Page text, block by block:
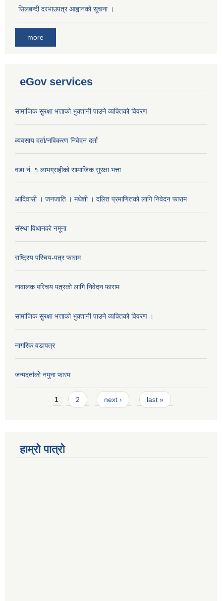
सिलबन्दी दरभाउपत्र आह्वानको सूचना ।
more
eGov services
सामाजिक सुरक्षा भत्ताको भुक्तानी पाउने व्यक्तिको विवरण
व्यवसाय दर्ता/नविकरण निवेदन दर्ता
वडा नं. १ लाभग्राहीको सामाजिक सुरक्षा भत्ता
आदिवासी । जनजाति । मधेशी । दलित प्रमाणितको लागि निवेदन फाराम
संस्था विधानकाे नमूना
राष्ट्रिय परिचय-पत्र फाराम
नावालक परिचय पत्रको लागि निवेदन फाराम
सामाजिक सुरक्षा भत्ताको भुक्तानी पाउने व्यक्तिको विवरण ।
नागरिक वडापत्र
जन्मदर्ताकाे नमुना फारम
Pages1 2 next › last »
हाम्रो पात्रो